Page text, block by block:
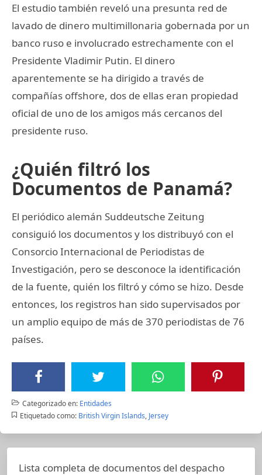
El estudio también reveló una presunta red de
lavado de dinero multimillonaria gobernada por un
banco ruso e involucrado estrechamente con el
Presidente Vladimir Putin. El dinero
aparentemente se ha dirigido a través de
compañías offshore, dos de ellas eran propiedad
oficial de uno de los amigos más cercanos del
presidente ruso.
¿Quién filtró los
Documentos de Panamá?
El periódico alemán Suddeutsche Zeitung
consiguió los documentos y los distribuyó con el
Consorcio Internacional de Periodistas de
Investigación, pero se desconoce la identificación
de la fuente, quién los filtró y cómo se hizo. Desde
entonces, los registros han sido supervisados por
un amplio equipo de más de 370 periodistas de 76
países.
Categorizado en: Entidades
Etiquetado como: British Virgin Islands, Jersey
Lista completa de documentos del despacho